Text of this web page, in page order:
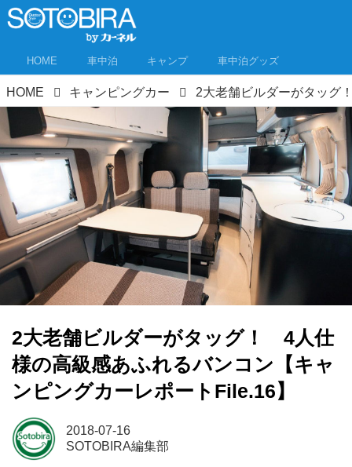
HOME 車中泊 キャンプ 車中泊グッズ
HOME キャンピングカー
2大老舗ビルダーがタッグ！ 4人仕
様の高級感あふれるバンコン【キャ
ンピングカーレポートFile.16】
2018-07-16
SOTOBIRA編集部